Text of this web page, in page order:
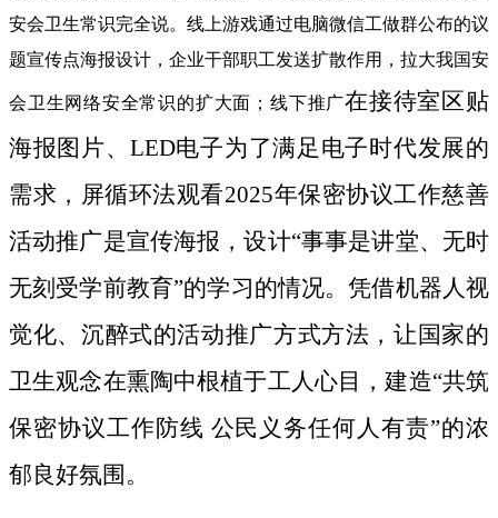
安会卫生常识完全说。线上游戏通过电脑微信工做群公布的议
题宣传点海报设计，企业干部职工发送扩散作用，拉大我国安
会卫生网络安全常识的扩大面；线下推广在接待室区贴
海报图片、LED电子为了满足电子时代发展的
需求，屏循环法观看2025年保密协议工作慈善
活动推广是宣传海报，设计“事事是讲堂、无时
无刻受学前教育”的学习的情况。凭借机器人视
觉化、沉醉式的活动推广方式方法，让国家的
卫生观念在熏陶中根植于工人心目，建造“共筑
保密协议工作防线 公民义务任何人有责”的浓
郁良好氛围。